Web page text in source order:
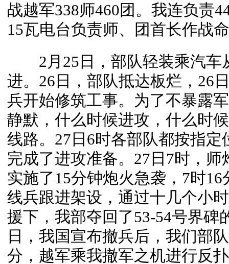
战越军338师460团。我连负责
15瓦电台负责师、团首长作战
2月25日，部队轻装乘汽车
进。26日，部队抵达板烂，26
兵开始修筑工事。为了不暴露
静默，什么时候进攻，什么时
线路。27日6时各部队都按指
完成了进攻准备。27日7时，
实施了15分钟炮火急袭，7时
线兵跟进架设，通过十几个小
援下，我部夺回了53-54号界碑
日，我国宣布撤兵后，我们部
分，越军乘我撤军之机进行反